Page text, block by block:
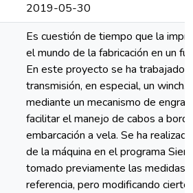
2019-05-30
Es cuestión de tiempo que la
el mundo de la fabricación en un
En este proyecto se ha trabajado
transmisión, en especial, un winch.
mediante un mecanismo de
facilitar el manejo de cabos a
embarcación a vela. Se ha
de la máquina en el programa
tomado previamente las medidas
referencia, pero modificando